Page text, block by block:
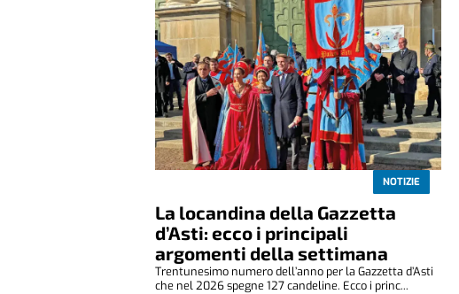
NOTIZIE
La locandina della Gazzetta
d’Asti: ecco i principali
argomenti della settimana
Trentunesimo numero dell’anno per la Gazzetta d’Asti
che nel 2026 spegne 127 candeline. Ecco i princ...